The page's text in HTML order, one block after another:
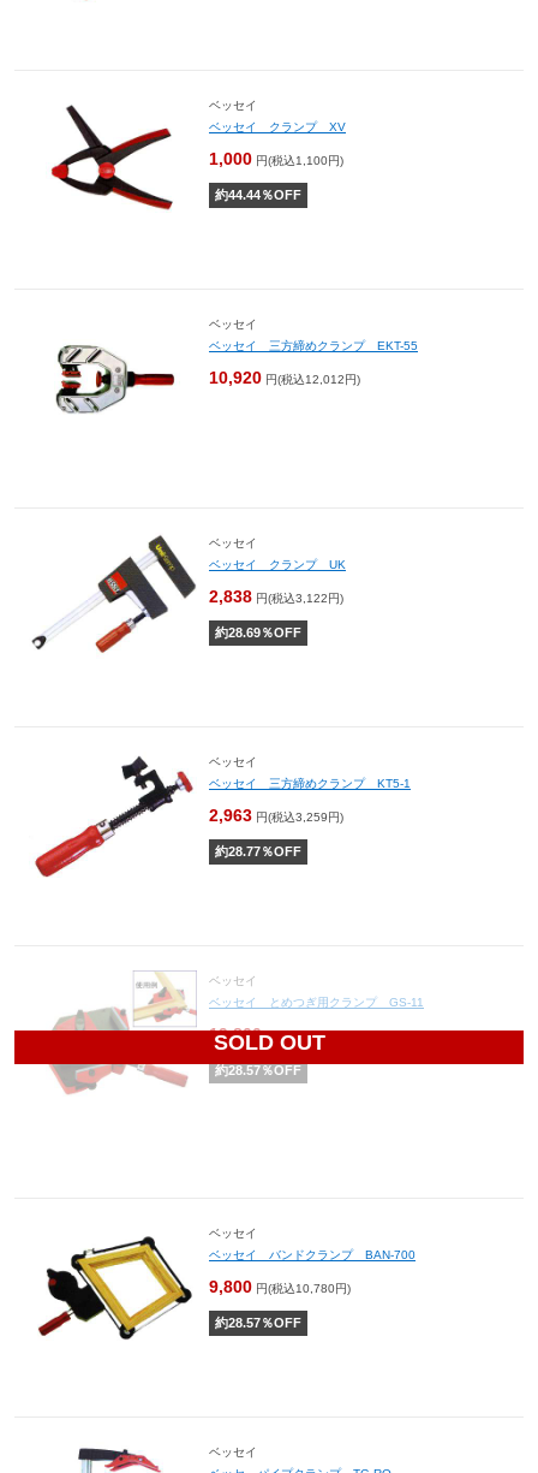
ベッセイ
ベッセイ クランプ XV
1,000 円(税込1,100円)
約44.44％OFF
ベッセイ
ベッセイ 三方締めクランプ EKT-55
10,920 円(税込12,012円)
ベッセイ
ベッセイ クランプ UK
2,838 円(税込3,122円)
約28.69％OFF
ベッセイ
ベッセイ 三方締めクランプ KT5-1
2,963 円(税込3,259円)
約28.77％OFF
SOLD OUT
ベッセイ
ベッセイ とめつぎ用クランプ GS-11
19,800円(税込21,780円)
約28.57％OFF
ベッセイ
ベッセイ バンドクランプ BAN-700
9,800 円(税込10,780円)
約28.57％OFF
ベッセイ